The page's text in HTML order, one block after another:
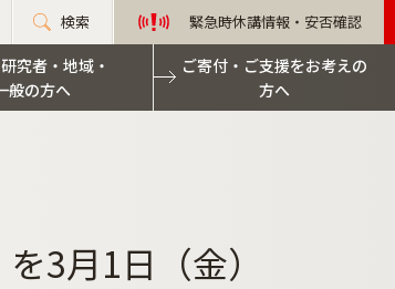
検索 緊急時休講情報・安否確認
究者・地域・
般の方へ
ご寄付・ご支援をお考えの
方へ
3月1日（金）